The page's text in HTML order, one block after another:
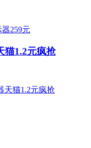
猫1.2元疯抢